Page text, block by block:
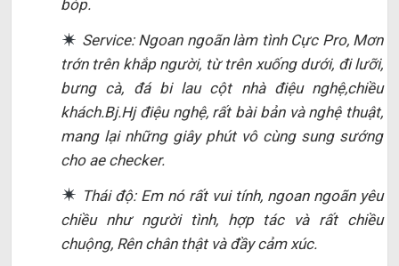
bóp.
Service: Ngoan ngoãn làm tình Cực Pro, Mơn
trớn trên khắp người, từ trên xuống dưới, đi lưỡi,
bưng cà, đá bi lau cột nhà điệu nghệ,chiều
khách.Bj.Hj điệu nghệ, rất bài bản và nghệ thuật,
mang lại những giây phút vô cùng sung sướng
cho ae checker.
Thái độ: Em nó rất vui tính, ngoan ngoãn yêu
chiều như người tình, hợp tác và rất chiều
chuộng, Rên chân thật và đầy cảm xúc.